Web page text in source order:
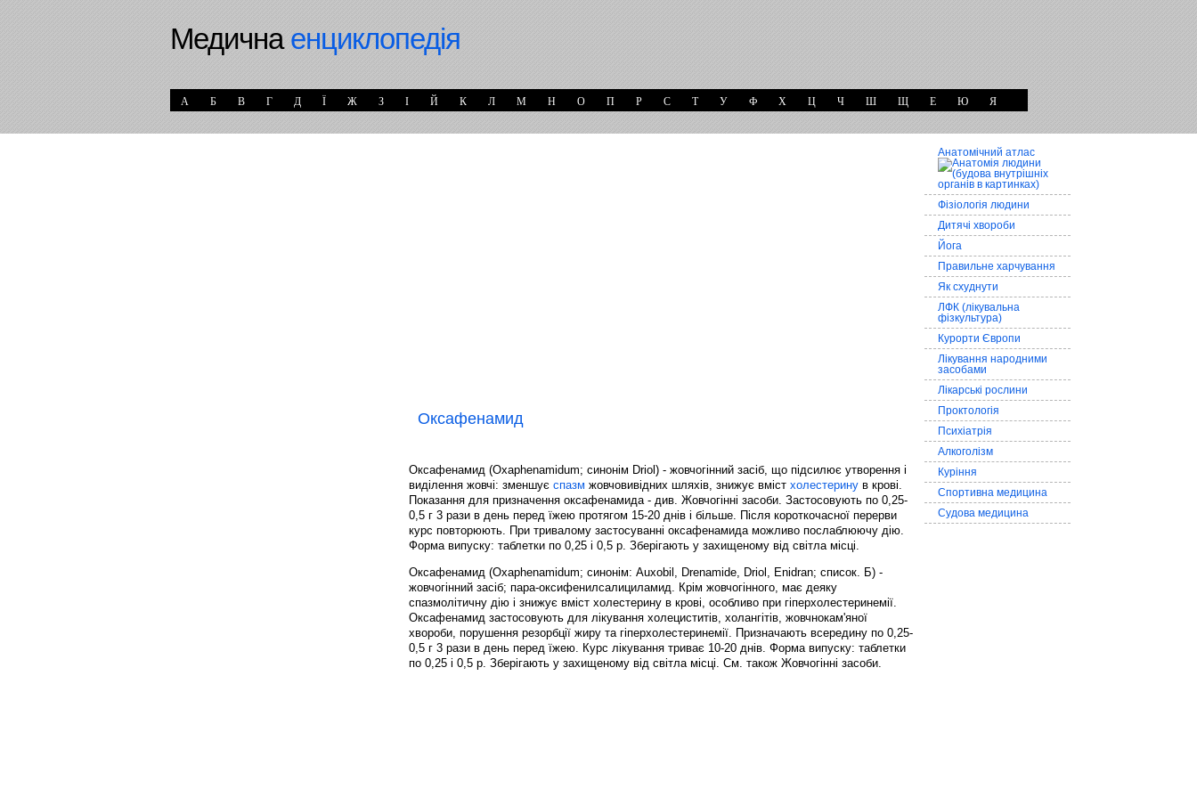
Медичнаенциклопедія
А Б В Г Д Ї Ж З І Й К Л М Н О П Р С Т У Ф Х Ц Ч Ш Щ Е Ю Я
Оксафенамид
Оксафенамид (Oxaphenamidum; синонім Driol) - жовчогінний засіб, що підсилює утворення і
виділення жовчі: зменшує спазм жовчовивідних шляхів, знижує вміст холестерину в крові.
Показання для призначення оксафенамида - див. Жовчогінні засоби. Застосовують по 0,25-
0,5 г 3 рази в день перед їжею протягом 15-20 днів і більше. Після короткочасної перерви
курс повторюють. При тривалому застосуванні оксафенамида можливо послаблюючу дію.
Форма випуску: таблетки по 0,25 і 0,5 р. Зберігають у захищеному від світла місці.
Оксафенамид (Oxaphenamidum; синонім: Auxobil, Drenamide, Driol, Enidran; список. Б) -
жовчогінний засіб; пара-оксифенилсалициламид. Крім жовчогінного, має деяку
спазмолітичну дію і знижує вміст холестерину в крові, особливо при гіперхолестеринемії.
Оксафенамид застосовують для лікування холециститів, холангітів, жовчнокам'яної
хвороби, порушення резорбції жиру та гіперхолестеринемії. Призначають всередину по 0,25-
0,5 г 3 рази в день перед їжею. Курс лікування триває 10-20 днів. Форма випуску: таблетки
по 0,25 і 0,5 р. Зберігають у захищеному від світла місці. См. також Жовчогінні засоби.
Анатомічний атлас
Фізіологія людини
Дитячі хвороби
Йога
Правильне харчування
Як схуднути
ЛФК (лікувальна
фізкультура)
Курорти Європи
Лікування народними
засобами
Лікарські рослини
Проктологія
Психіатрія
Алкоголізм
Куріння
Спортивна медицина
Судова медицина